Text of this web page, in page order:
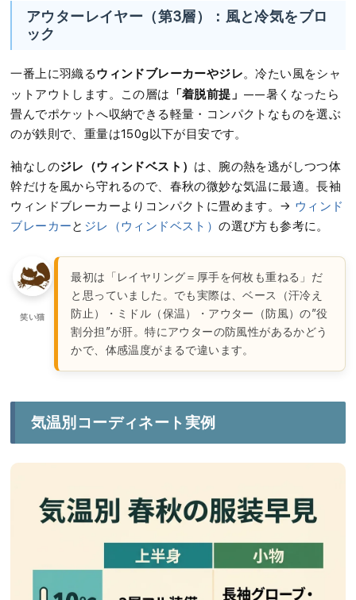
アウターレイヤー（第3層）：風と冷気をブロ
ック
一番上に羽織るウィンドブレーカーやジレ。冷たい風をシャ
ットアウトします。この層は
「着脱前提」 ——暑くなったら
畳んでポケットへ収納できる軽量・コンパクトなものを選ぶ
のが鉄則で、重量は150g以下が目安です。
袖なしのジレ（ウィンドベスト） は、腕の熱を逃がしつつ体
幹だけを風から守れるので、春秋の微妙な気温に最適。長袖
ウィンドブレーカーよりコンパクトに畳めます。→ ウィンド
ブレーカーと ジレ（ウィンドベスト）の選び方も参考に。
笑い猫
最初は「レイヤリング＝厚手を何枚も重ねる」だ
と思っていました。でも実際は、ベース（汗冷え
防止）・ミドル（保温）・アウター（防風）の”役
割分担”が肝。特にアウターの防風性があるかどう
かで、体感温度がまるで違います。
気温別コーディネート実例